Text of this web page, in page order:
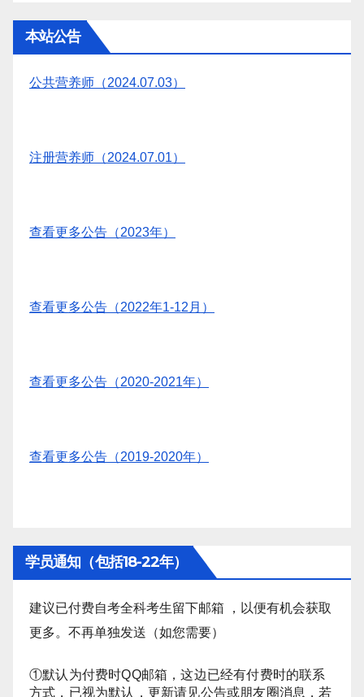
本站公告
公共营养师（2024.07.03）
注册营养师（2024.07.01）
查看更多公告（2023年）
查看更多公告（2022年1-12月）
查看更多公告（2020-2021年）
查看更多公告（2019-2020年）
学员通知（包括18-22年）
建议已付费自考全科考生留下邮箱 ，以便有机会获取
更多。不再单独发送（如您需要）
①默认为付费时QQ邮箱，这边已经有付费时的联系
方式，已视为默认，更新请见公告或朋友圈消息，若